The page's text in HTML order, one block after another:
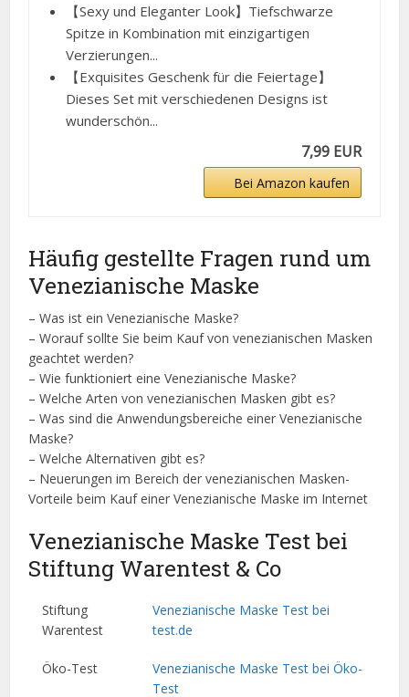
【Sexy und Eleganter Look】Tiefschwarze
Spitze in Kombination mit einzigartigen
Verzierungen...
【Exquisites Geschenk für die Feiertage】
Dieses Set mit verschiedenen Designs ist
wunderschön...
7,99 EUR
Bei Amazon kaufen
Häufig gestellte Fragen rund um
Venezianische Maske
– Was ist ein Venezianische Maske?
– Worauf sollte Sie beim Kauf von venezianischen Masken
geachtet werden?
– Wie funktioniert eine Venezianische Maske?
– Welche Arten von venezianischen Masken gibt es?
– Was sind die Anwendungsbereiche einer Venezianische
Maske?
– Welche Alternativen gibt es?
– Neuerungen im Bereich der venezianischen Masken-
Vorteile beim Kauf einer Venezianische Maske im Internet
Venezianische Maske Test bei
Stiftung Warentest & Co
Stiftung
Warentest
Venezianische Maske Test bei
test.de
Öko-Test
Venezianische Maske Test bei Öko-
Test